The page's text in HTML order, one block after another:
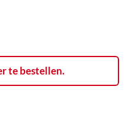
te bestellen.